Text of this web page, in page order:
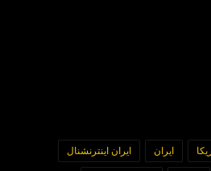
http://
http://
ایران ایران اینترنشنال